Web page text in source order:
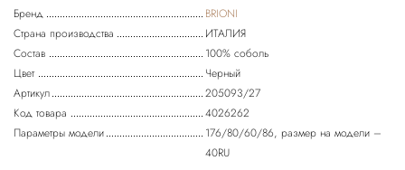
Бренд
BRIONI
Страна производства
ИТАЛИЯ
Состав
100% соболь
Цвет
Черный
Артикул
205093/27
Код товара
4026262
Параметры модели
176/80/60/86, размер на модели –
40RU